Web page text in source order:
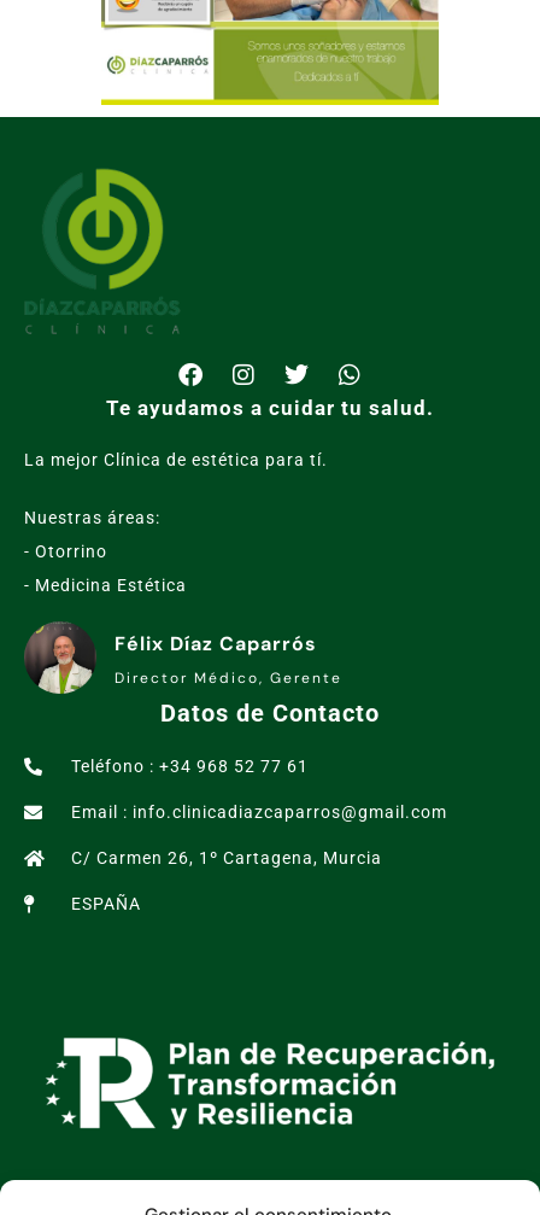
Te ayudamos a cuidar tu salud.
La mejor Clínica de estética para tí.
Nuestras áreas:
- Otorrino
- Medicina Estética
Félix Díaz Caparrós
Director Médico, Gerente
Datos de Contacto
Teléfono : +34 968 52 77 61
Email : info.clinicadiazcaparros@gmail.com
C/ Carmen 26, 1º Cartagena, Murcia
ESPAÑA